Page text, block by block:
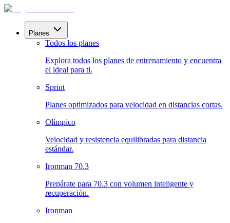
Planes
Todos los planes
Explora todos los planes de entrenamiento y encuentra
el ideal para ti.
Sprint
Planes optimizados para velocidad en distancias cortas.
Olímpico
Velocidad y resistencia equilibradas para distancia
estándar.
Ironman 70.3
Prepárate para 70.3 con volumen inteligente y
recuperación.
Ironman